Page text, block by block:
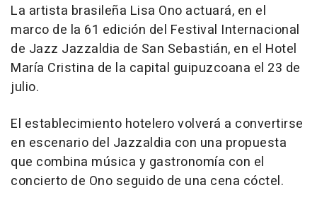
La artista brasileña Lisa Ono actuará, en el
marco de la 61 edición del Festival Internacional
de Jazz Jazzaldia de San Sebastián, en el Hotel
María Cristina de la capital guipuzcoana el 23 de
julio.
El establecimiento hotelero volverá a convertirse
en escenario del Jazzaldia con una propuesta
que combina música y gastronomía con el
concierto de Ono seguido de una cena cóctel.